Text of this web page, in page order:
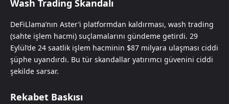
Wash Trading Skandalı
DeFiLlama’nın Aster’i platformdan kaldırması, wash trading
(sahte işlem hacmi) suçlamalarını gündeme getirdi. 29
Eylül’de 24 saatlik işlem hacminin $87 milyara ulaşması ciddi
şüphe uyandırdı. Bu tür skandallar yatırımcı güvenini ciddi
şekilde sarsar.
Rekabet Baskısı